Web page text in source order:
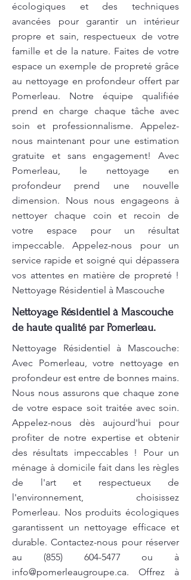
écologiques et des techniques
avancées pour garantir un intérieur
propre et sain, respectueux de votre
famille et de la nature. Faites de votre
espace un exemple de propreté grâce
au nettoyage en profondeur offert par
Pomerleau. Notre équipe qualifiée
prend en charge chaque tâche avec
soin et professionnalisme. Appelez-
nous maintenant pour une estimation
gratuite et sans engagement! Avec
Pomerleau, le nettoyage en
profondeur prend une nouvelle
dimension. Nous nous engageons à
nettoyer chaque coin et recoin de
votre espace pour un résultat
impeccable. Appelez-nous pour un
service rapide et soigné qui dépassera
vos attentes en matière de propreté !
Nettoyage Résidentiel à Mascouche
Nettoyage Résidentiel à Mascouche
de haute qualité par Pomerleau.
Nettoyage Résidentiel à Mascouche:
Avec Pomerleau, votre nettoyage en
profondeur est entre de bonnes mains.
Nous nous assurons que chaque zone
de votre espace soit traitée avec soin.
Appelez-nous dès aujourd'hui pour
profiter de notre expertise et obtenir
des résultats impeccables ! Pour un
ménage à domicile fait dans les règles
de l'art et respectueux de
l'environnement, choisissez
Pomerleau. Nos produits écologiques
garantissent un nettoyage efficace et
durable. Contactez-nous pour réserver
au (855) 604-5477 ou à
info@pomerleaugroupe.ca. Offrez à